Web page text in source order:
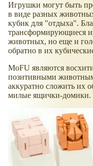
Игрушки могут быть
в виде разных
кубик для "отдыха".
трансформирующиеся
животных, но еще и
обратно в их
MoFU являются
позитивными
аккуратно сложить их
милые ящички-домики.